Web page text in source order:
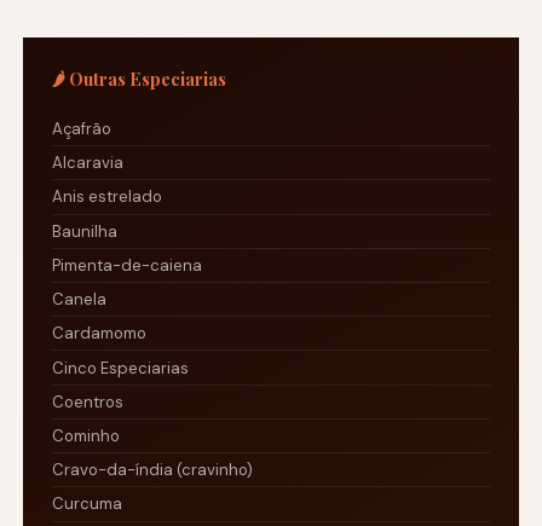
🌶️ Outras Especiarias
Açafrão
Alcaravia
Anis estrelado
Baunilha
Pimenta-de-caiena
Canela
Cardamomo
Cinco Especiarias
Coentros
Cominho
Cravo-da-índia (cravinho)
Curcuma